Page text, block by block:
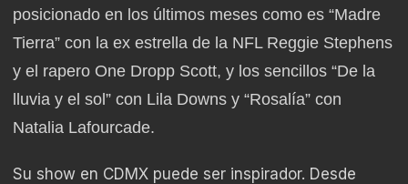
posicionado en los últimos meses como es “Madre
Tierra” con la ex estrella de la NFL Reggie Stephens
y el rapero One Dropp Scott, y los sencillos “De la
lluvia y el sol” con Lila Downs y “Rosalía” con
Natalia Lafourcade.
Su show en CDMX puede ser inspirador. Desde